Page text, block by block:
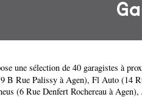
une sélection de 40 garagistes à
B Rue Palissy à Agen), Fl Auto (14
(6 Rue Denfert Rochereau à Agen),